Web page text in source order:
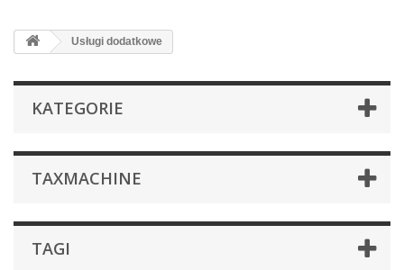
Usługi dodatkowe
KATEGORIE
TAXMACHINE
TAGI